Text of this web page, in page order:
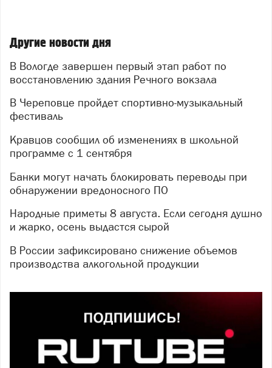
Другие новости дня
В Вологде завершен первый этап работ по
восстановлению здания Речного вокзала
В Череповце пройдет спортивно-музыкальный
фестиваль
Кравцов сообщил об изменениях в школьной
программе с 1 сентября
Банки могут начать блокировать переводы при
обнаружении вредоносного ПО
Народные приметы 8 августа. Если сегодня душно
и жарко, осень выдастся сырой
В России зафиксировано снижение объемов
производства алкогольной продукции